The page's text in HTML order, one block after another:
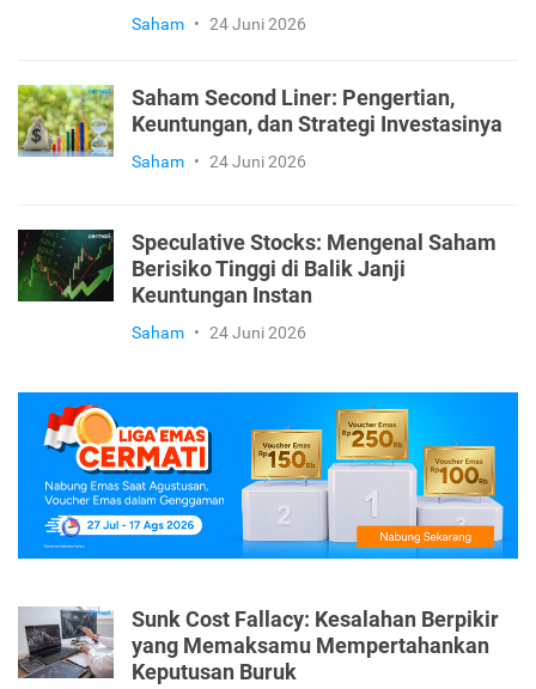
Saham • 24 Juni 2026
Saham Second Liner: Pengertian,
Keuntungan, dan Strategi Investasinya
Saham • 24 Juni 2026
Speculative Stocks: Mengenal Saham
Berisiko Tinggi di Balik Janji
Keuntungan Instan
Saham • 24 Juni 2026
Sunk Cost Fallacy: Kesalahan Berpikir
yang Memaksamu Mempertahankan
Keputusan Buruk